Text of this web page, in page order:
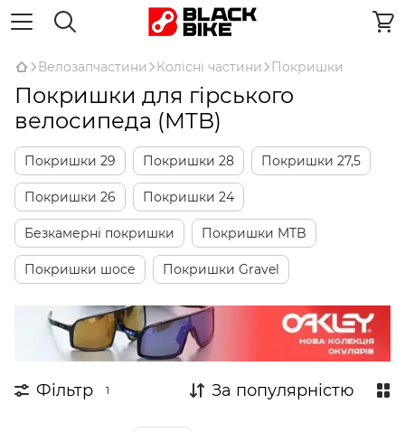
Велозапчастини Колісні частини Покришки
Покришки для гірського
велосипеда (MTB)
Покришки 29 Покришки 28 Покришки 27,5
Покришки 26 Покришки 24
Безкамерні покришки Покришки MTB
Покришки шосе Покришки Gravel
Фільтр 1 За популярністю